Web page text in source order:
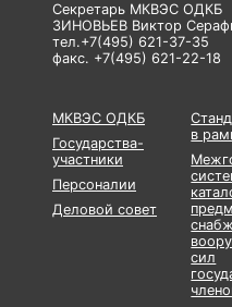
Секретарь МКВЭС ОДКБ
ЗИНОВЬЕВ Виктор
тел.+7(495) 621-37-35
факс. +7(495) 621-22-18
МКВЭС ОДКБ
Государства-
участники
Персоналии
Деловой совет
в
сил